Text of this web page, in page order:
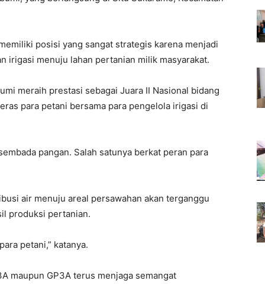
posisi yang sangat strategis karena menjadi
irigasi menuju lahan pertanian milik masyarakat.
meraih prestasi sebagai Juara II Nasional bidang
para petani bersama para pengelola irigasi di
pangan. Salah satunya berkat peran para
air menuju areal persawahan akan terganggu
produksi pertanian.
petani,” katanya.
maupun GP3A terus menjaga semangat